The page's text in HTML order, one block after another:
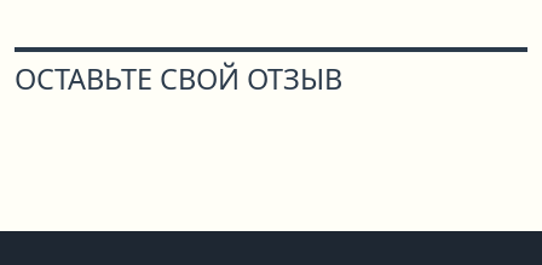
ОСТАВЬТЕ СВОЙ ОТЗЫВ